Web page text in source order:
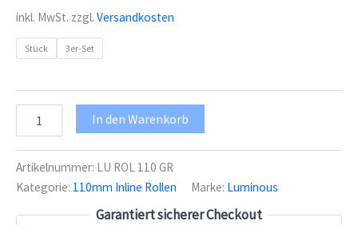
inkl. MwSt. zzgl. Versandkosten
Stück 3er-Set
Green
Glow
110mm/85A
In den Warenkorb
Artikelnummer: LU ROL 110 GR
Kategorie: 110mm Inline Rollen Marke: Luminous
Garantiert sicherer Checkout